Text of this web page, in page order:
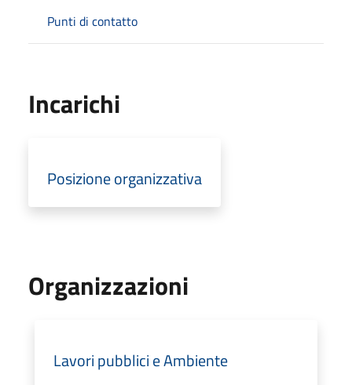
Punti di contatto
Incarichi
Posizione organizzativa
Organizzazioni
Lavori pubblici e Ambiente